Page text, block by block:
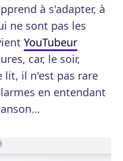
à s'adapter, à
ne sont pas les
YouTubeur
car, le soir,
lit, il n'est pas rare
en entendant